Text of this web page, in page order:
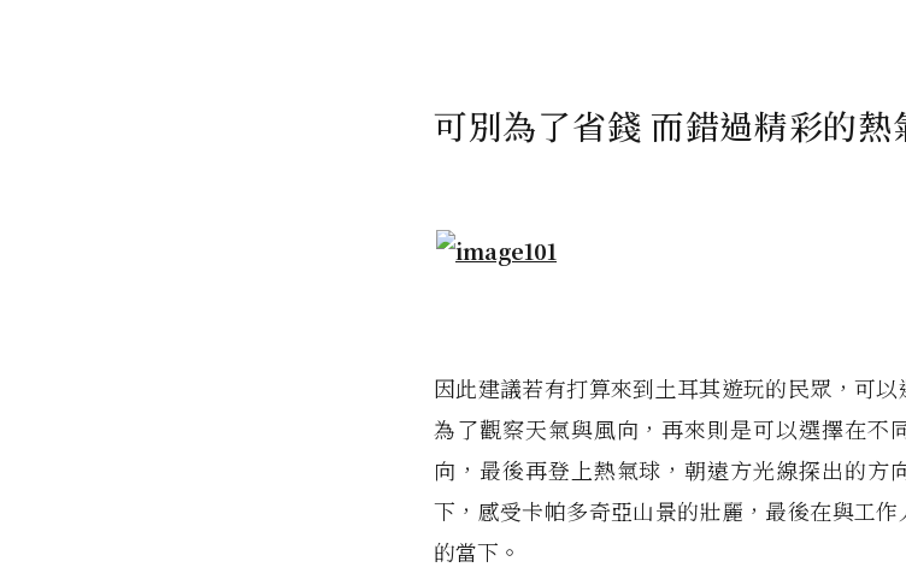
可別為了省錢 而錯過精彩的熱
因此建議若有打算來到土耳其遊玩的民眾，可
為了觀察天氣與風向，再來則是可以選擇在不
向，最後再登上熱氣球，朝遠方光線探出的方
下，感受卡帕多奇亞山景的壯麗，最後在與工
的當下。